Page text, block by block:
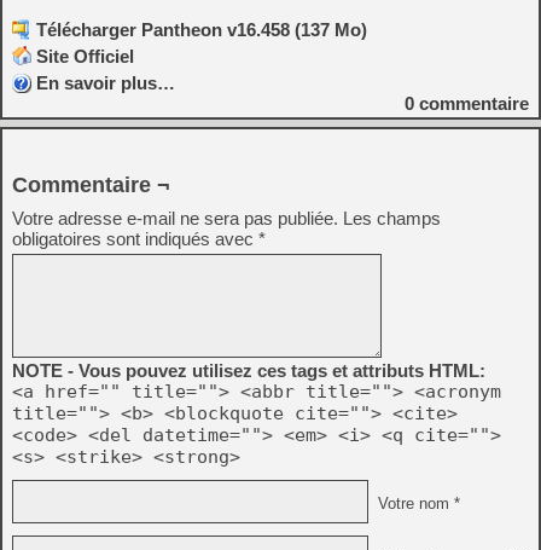
Télécharger Pantheon v16.458 (137 Mo)
Site Officiel
En savoir plus…
0 commentaire
Commentaire ¬
Votre adresse e-mail ne sera pas publiée. Les champs
obligatoires sont indiqués avec *
NOTE - Vous pouvez utilisez ces tags et attributs HTML:
<a href="" title=""> <abbr title=""> <acronym
title=""> <b> <blockquote cite=""> <cite>
<code> <del datetime=""> <em> <i> <q cite="">
<s> <strike> <strong>
Votre nom *